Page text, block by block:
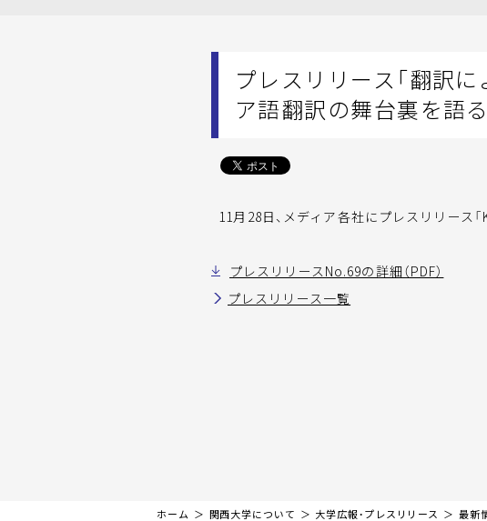
プレスリリース「翻訳
ア語翻訳の舞台裏を語
11月28日、メディア各社にプレスリリース
プレスリリースNo.69の詳細（PDF）
プレスリリース一覧
ホーム 関西大学について 大学広報・プレスリリース 最新